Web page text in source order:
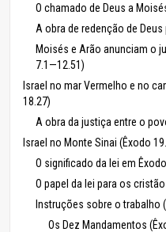
O chamado de Deus a
A obra de redenção de
Moisés e Arão anunciam o
7.1—12.51)
Israel no mar Vermelho e no
18.27)
A obra da justiça entre o
Israel no Monte Sinai (Êxodo
O significado da lei em
O papel da lei para os
Instruções sobre o trabalho
Os Dez Mandamentos